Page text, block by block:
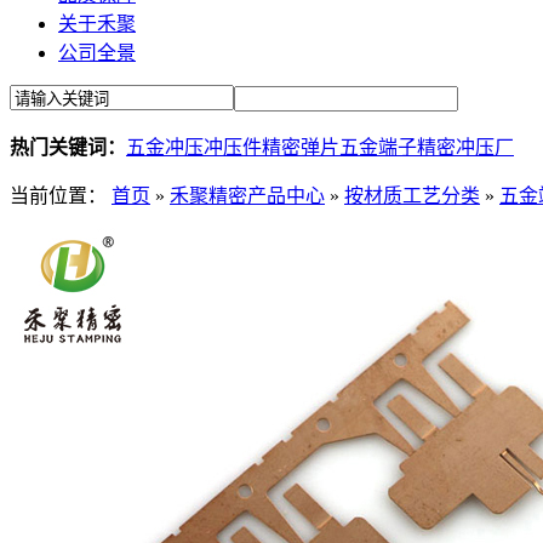
关于禾聚
公司全景
热门关键词： 五金冲压冲压件精密弹片五金端子精密冲压厂
当前位置： 首页 » 禾聚精密产品中心 » 按材质工艺分类 » 五